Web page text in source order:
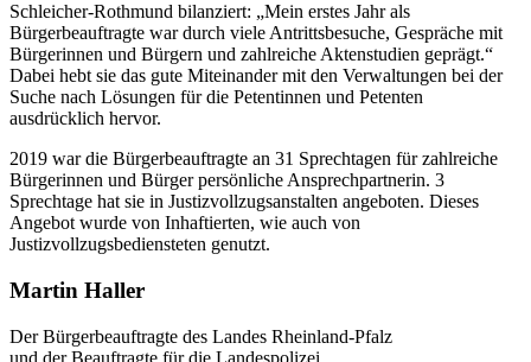
Schleicher-Rothmund bilanziert: „Mein erstes Jahr als
Bürgerbeauftragte war durch viele Antrittsbesuche, Gespräche mit
Bürgerinnen und Bürgern und zahlreiche Aktenstudien geprägt.“
Dabei hebt sie das gute Miteinander mit den Verwaltungen bei der
Suche nach Lösungen für die Petentinnen und Petenten
ausdrücklich hervor.
2019 war die Bürgerbeauftragte an 31 Sprechtagen für zahlreiche
Bürgerinnen und Bürger persönliche Ansprechpartnerin. 3
Sprechtage hat sie in Justizvollzugsanstalten angeboten. Dieses
Angebot wurde von Inhaftierten, wie auch von
Justizvollzugsbediensteten genutzt.
Martin Haller
Der Bürgerbeauftragte des Landes Rheinland-Pfalz
und der Beauftragte für die Landespolizei